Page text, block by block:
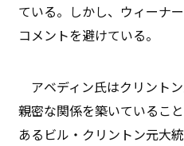
ている。しかし、ウィーナ
コメントを避けている。
アベディン氏はクリント
親密な関係を築いているこ
あるビル・クリントン元大